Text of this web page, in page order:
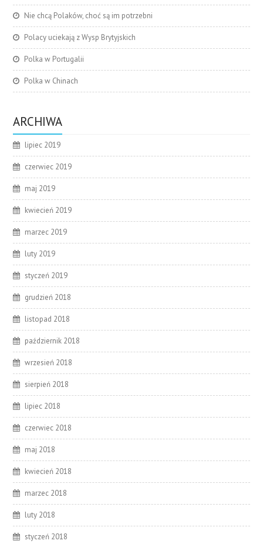
Nie chcą Polaków, choć są im potrzebni
Polacy uciekają z Wysp Brytyjskich
Polka w Portugalii
Polka w Chinach
ARCHIWA
lipiec 2019
czerwiec 2019
maj 2019
kwiecień 2019
marzec 2019
luty 2019
styczeń 2019
grudzień 2018
listopad 2018
październik 2018
wrzesień 2018
sierpień 2018
lipiec 2018
czerwiec 2018
maj 2018
kwiecień 2018
marzec 2018
luty 2018
styczeń 2018